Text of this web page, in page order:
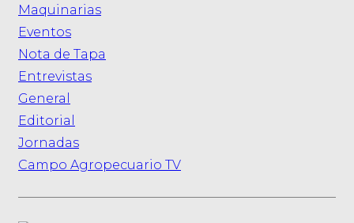
Maquinarias
Eventos
Nota de Tapa
Entrevistas
General
Editorial
Jornadas
Campo Agropecuario TV